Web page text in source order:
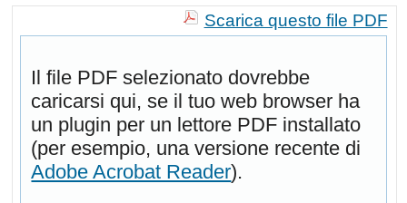
Scarica questo file PDF
Il file PDF selezionato dovrebbe
caricarsi qui, se il tuo web browser ha
un plugin per un lettore PDF installato
(per esempio, una versione recente di
Adobe Acrobat Reader).